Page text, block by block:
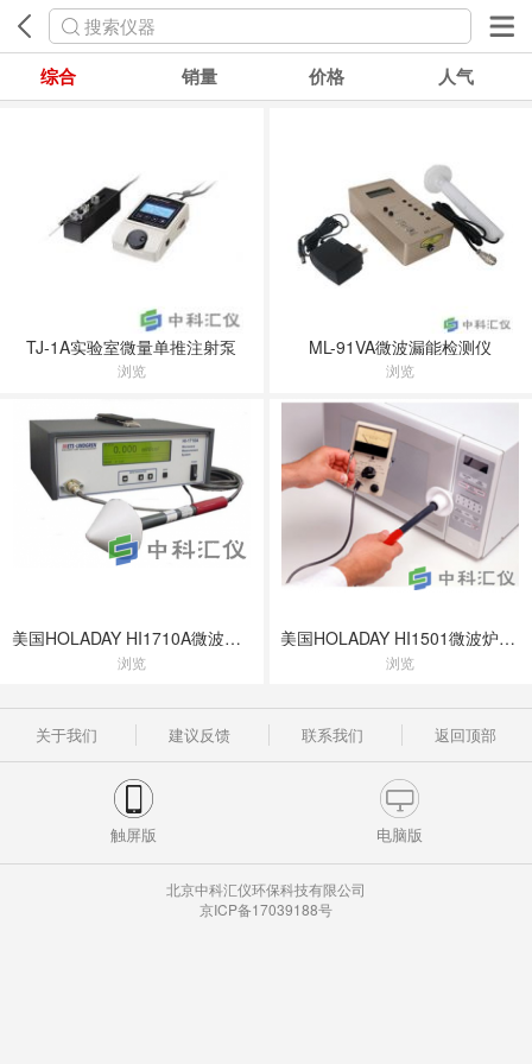
搜索仪器
综合 销量 价格 人气
TJ-1A实验室微量单推注射泵
浏览
ML-91VA微波漏能检测仪
浏览
美国HOLADAY HI1710A微波漏能仪
浏览
美国HOLADAY HI1501微波炉泄漏检测仪
浏览
关于我们 建议反馈 联系我们 返回顶部
触屏版 电脑版
北京中科汇仪环保科技有限公司
京ICP备17039188号